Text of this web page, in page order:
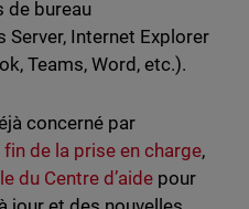
de bureau
Internet Explorer
Teams, Word, etc.).
concerné par
de la prise en charge,
du Centre d’aide pour